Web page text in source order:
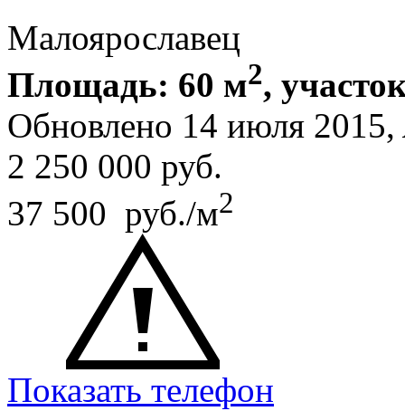
Малоярославец
Площадь: 60 м2,
Обновлено 14 июля 2015,
2 250 000 руб.
37 500 руб./м2
Показать телефон